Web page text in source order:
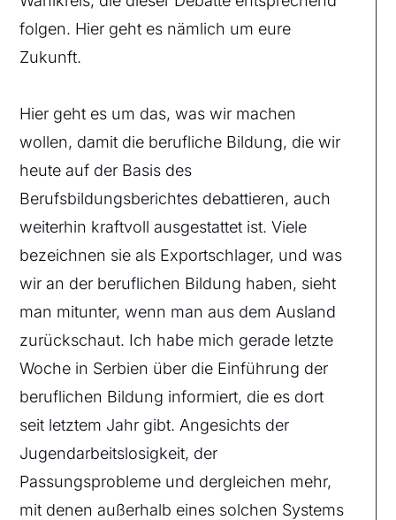
folgen. Hier geht es nämlich um eure
Zukunft.
Hier geht es um das, was wir machen
wollen, damit die berufliche Bildung, die wir
heute auf der Basis des
Berufsbildungsberichtes debattieren, auch
weiterhin kraftvoll ausgestattet ist. Viele
bezeichnen sie als Exportschlager, und was
wir an der beruflichen Bildung haben, sieht
man mitunter, wenn man aus dem Ausland
zurückschaut. Ich habe mich gerade letzte
Woche in Serbien über die Einführung der
beruflichen Bildung informiert, die es dort
seit letztem Jahr gibt. Angesichts der
Jugendarbeitslosigkeit, der
Passungsprobleme und dergleichen mehr,
mit denen außerhalb eines solchen Systems